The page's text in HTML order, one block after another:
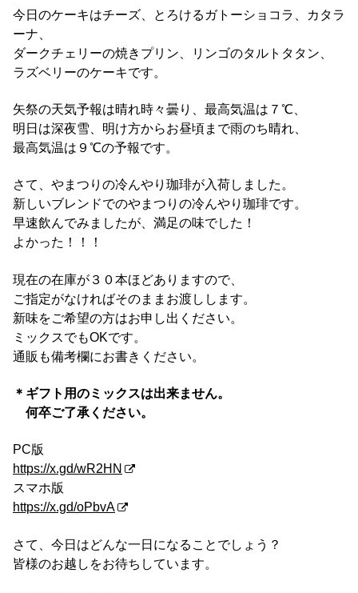
今日のケーキはチーズ、とろけるガトーショコラ、カタラ
ーナ、
ダークチェリーの焼きプリン、リンゴのタルトタタン、
ラズベリーのケーキです。
矢祭の天気予報は晴れ時々曇り、最高気温は７℃、
明日は深夜雪、明け方からお昼頃まで雨のち晴れ、
最高気温は９℃の予報です。
さて、やまつりの冷んやり珈琲が入荷しました。
新しいブレンドでのやまつりの冷んやり珈琲です。
早速飲んでみましたが、満足の味でした！
よかった！！！
現在の在庫が３０本ほどありますので、
ご指定がなければそのままお渡しします。
新味をご希望の方はお申し出ください。
ミックスでもOKです。
通販も備考欄にお書きください。
＊ギフト用のミックスは出来ません。
何卒ご了承ください。
PC版
https://x.gd/wR2HN
スマホ版
https://x.gd/oPbvA
さて、今日はどんな一日になることでしょう？
皆様のお越しをお待ちしています。